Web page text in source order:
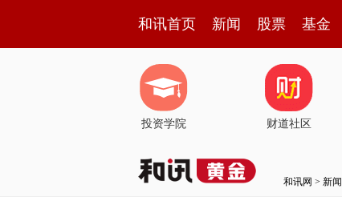
和讯首页 新闻 股票 基金
投资学院 财道社区
和讯网 > 新闻